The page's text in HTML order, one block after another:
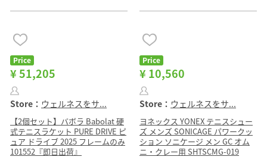
Price
¥ 51,205
Store： ウェルネスをサ...
【2個セット】バボラ Babolat 硬
式テニスラケット PURE DRIVE ピ
ュア ドライブ 2025 フレームのみ
101552『即日出荷』
Price
¥ 10,560
Store： ウェルネスをサ...
ヨネックス YONEX テニスシュー
ズ メンズ SONICAGE パワークッ
ション ソニケージ メン GC オム
ニ・クレー用 SHTSCMG-019